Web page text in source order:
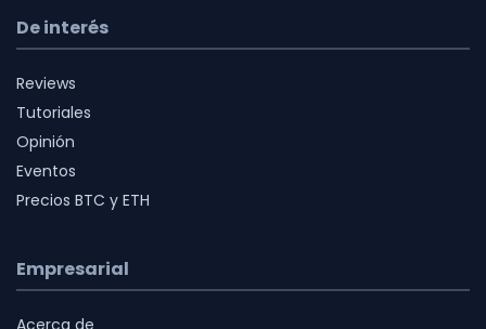
De interés
Reviews
Tutoriales
Opinión
Eventos
Precios BTC y ETH
Empresarial
Acerca de